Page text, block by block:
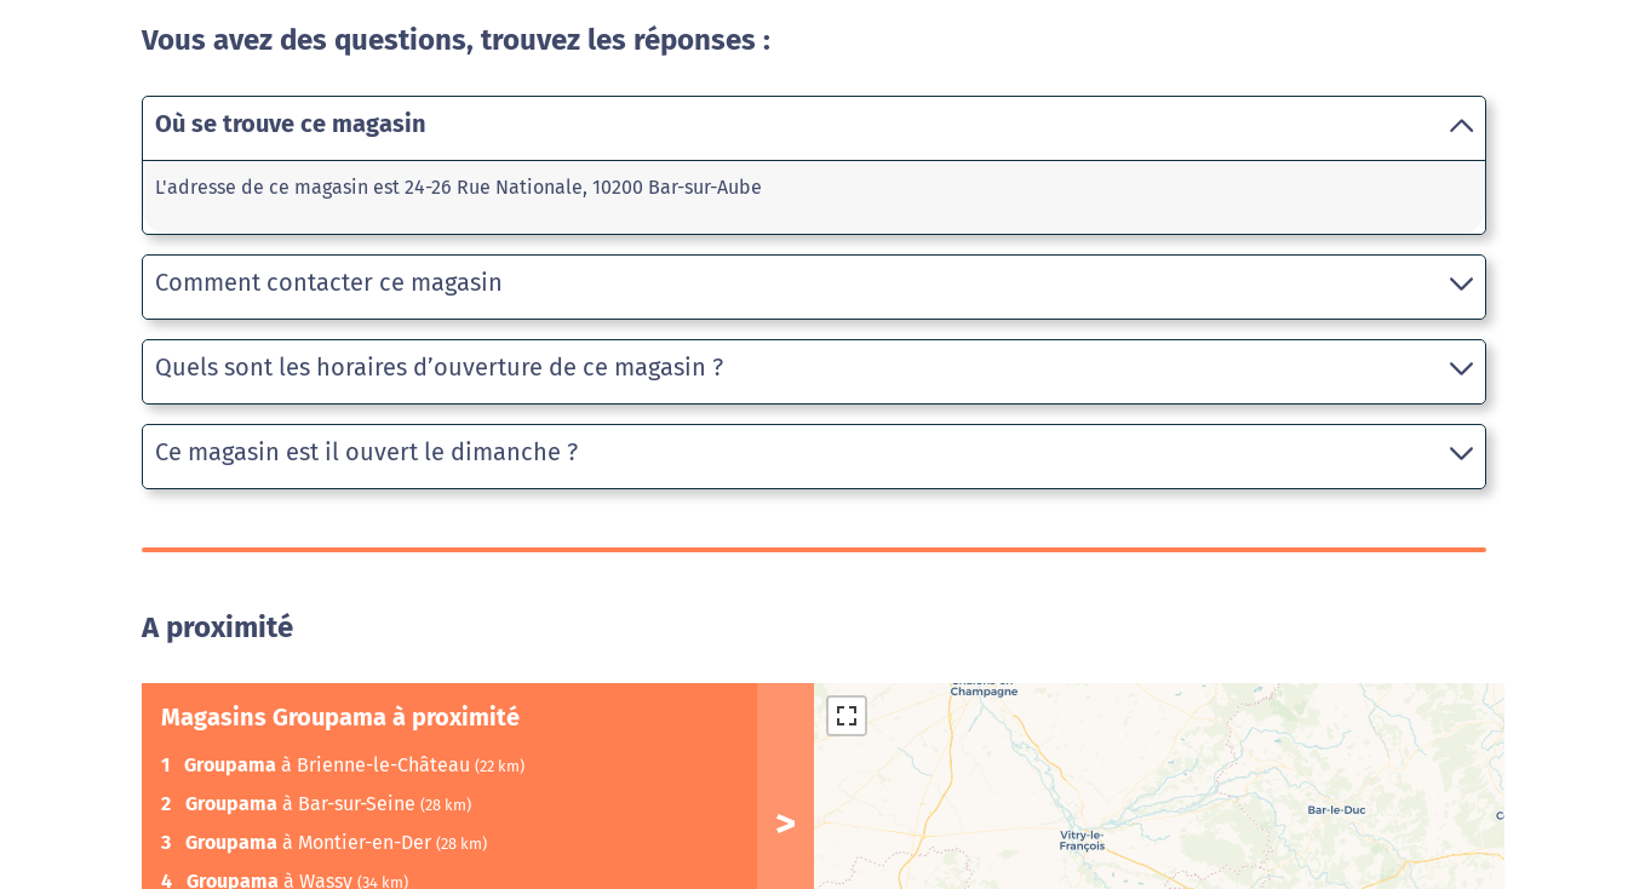
Vous avez des questions, trouvez les réponses :
Où se trouve ce magasin
L'adresse de ce magasin est 24-26 Rue Nationale, 10200 Bar-sur-Aube
Comment contacter ce magasin
Quels sont les horaires d’ouverture de ce magasin ?
Ce magasin est il ouvert le dimanche ?
A proximité
Magasins Groupama à proximité
1 Groupama à Brienne-le-Château (22 km)
2 Groupama à Bar-sur-Seine (28 km)
3 Groupama à Montier-en-Der (28 km)
4 Groupama à Wassy (34 km)